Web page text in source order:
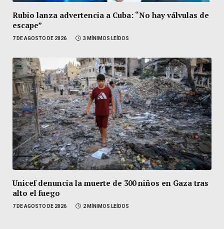
Rubio lanza advertencia a Cuba: “No hay válvulas de
escape”
7 DE AGOSTO DE 2026 3 MÍNIMOS LEÍDOS
Unicef denuncia la muerte de 300 niños en Gaza tras
alto el fuego
7 DE AGOSTO DE 2026 2 MÍNIMOS LEÍDOS